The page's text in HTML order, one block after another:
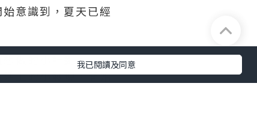
意識到，夏天已經
做的小計劃。
活上的小發現，開始
我已閱讀及同意